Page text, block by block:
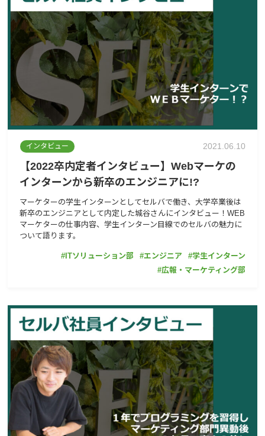
インタビュー 2021.06.10
【2022卒内定者インタビュー】Webマーケの
インターンから新卒のエンジニアに!?
マーケターの学生インターンとしてセルバで働き、大学卒業後は
新卒のエンジニアとして内定した城谷さんにインタビュー！WEB
マーケターの仕事内容、学生インターン目線でのセルバの魅力に
ついて語ります。
ITソリューション部 エンジニア
学生インターン
広報・マーケティング部